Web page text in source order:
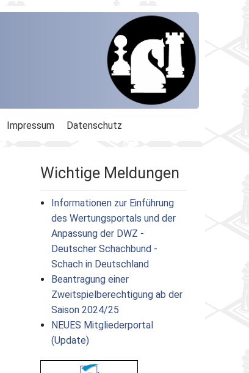
Impressum Datenschutz
Wichtige Meldungen
Informationen zur Einführung
des Wertungsportals und der
Anpassung der DWZ -
Deutscher Schachbund -
Schach in Deutschland
Beantragung einer
Zweitspielberechtigung ab der
Saison 2024/25
NEUES Mitgliederportal
(Update)